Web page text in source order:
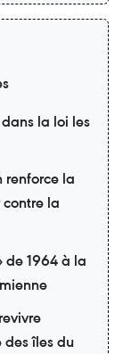
la loi les
renforce la
la
de 1964 à la
îles du